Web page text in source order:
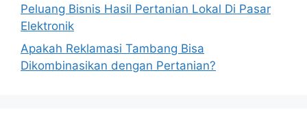
Peluang Bisnis Hasil Pertanian Lokal Di Pasar
Elektronik
Apakah Reklamasi Tambang Bisa
Dikombinasikan dengan Pertanian?